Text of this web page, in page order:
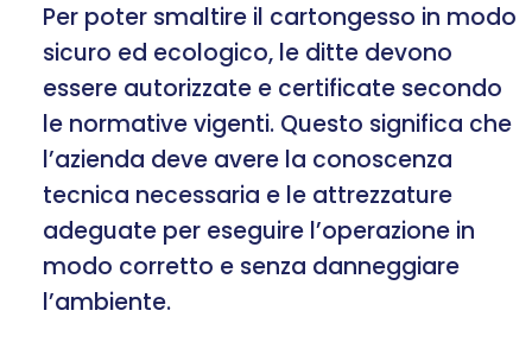
Per poter smaltire il cartongesso in modo
sicuro ed ecologico, le ditte devono
essere autorizzate e certificate secondo
le normative vigenti. Questo significa che
l’azienda deve avere la conoscenza
tecnica necessaria e le attrezzature
adeguate per eseguire l’operazione in
modo corretto e senza danneggiare
l’ambiente.